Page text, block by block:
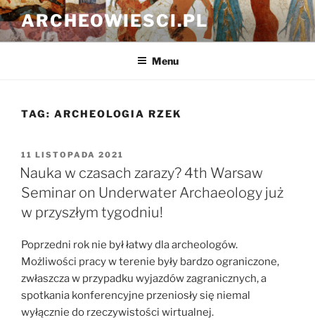
Przejdź
do
treści
ARCHEOWIESCI.PL
Menu
TAG: ARCHEOLOGIA RZEK
OPUBLIKOWANE
W
11 LISTOPADA 2021
Nauka w czasach zarazy? 4th Warsaw
Seminar on Underwater Archaeology już
w przyszłym tygodniu!
Poprzedni rok nie był łatwy dla archeologów.
Możliwości pracy w terenie były bardzo ograniczone,
zwłaszcza w przypadku wyjazdów zagranicznych, a
spotkania konferencyjne przeniosły się niemal
wyłącznie do rzeczywistości wirtualnej.